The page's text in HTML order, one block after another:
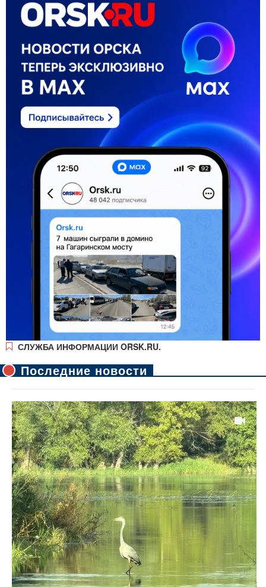
СЛУЖБА ИНФОРМАЦИИ ORSK.RU.
Последние новости